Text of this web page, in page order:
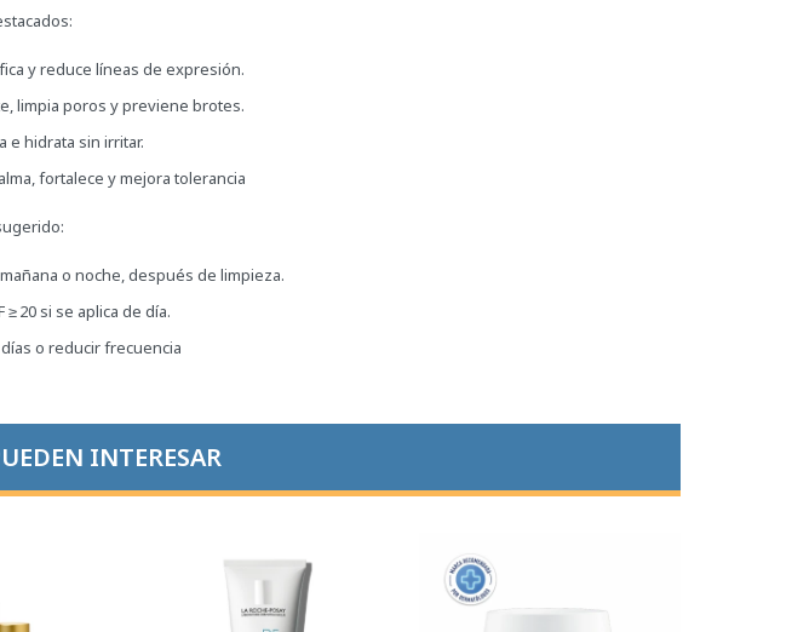
y reduce líneas de expresión.
limpia poros y previene brotes.
e hidrata sin irritar.
fortalece y mejora tolerancia
o noche, después de limpieza.
20 si se aplica de día.
o reducir frecuencia
INTERESAR